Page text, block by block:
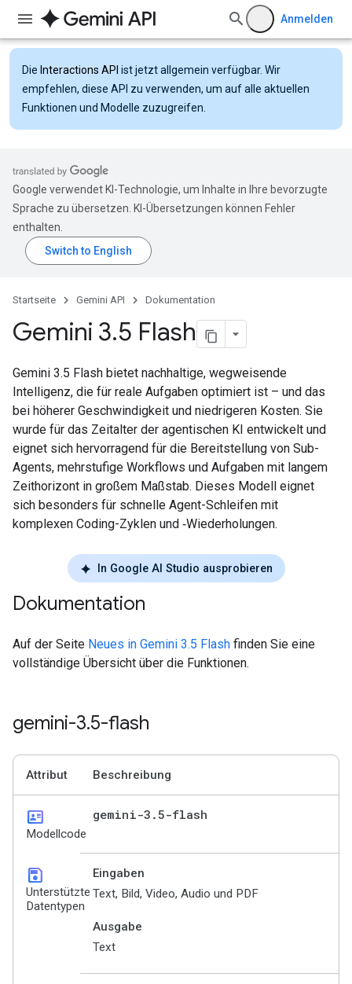
Anmelden
Die Interactions API ist jetzt allgemein verfügbar. Wir
empfehlen, diese API zu verwenden, um auf alle aktuellen
Funktionen und Modelle zuzugreifen.
Google verwendet KI-Technologie, um Inhalte in Ihre bevorzugte
Sprache zu übersetzen. KI-Übersetzungen können Fehler
enthalten.
Startseite Gemini API Dokumentation
Gemini 3.5 Flash
Gemini 3.5 Flash bietet nachhaltige, wegweisende
Intelligenz, die für reale Aufgaben optimiert ist – und das
bei höherer Geschwindigkeit und niedrigeren Kosten. Sie
wurde für das Zeitalter der agentischen KI entwickelt und
eignet sich hervorragend für die Bereitstellung von Sub-
Agents, mehrstufige Workflows und Aufgaben mit langem
Zeithorizont in großem Maßstab. Dieses Modell eignet
sich besonders für schnelle Agent-Schleifen mit
komplexen Coding-Zyklen und ‑Wiederholungen.
In Google AI Studio ausprobieren
Dokumentation
Auf der Seite Neues in Gemini 3.5 Flash finden Sie eine
vollständige Übersicht über die Funktionen.
gemini-3.5-flash
Attribut Beschreibung
id_card
Modellcode
gemini-3 .5-flash
save
Unterstützte
Datentypen
Eingaben
Text, Bild, Video, Audio und PDF
Ausgabe
Text